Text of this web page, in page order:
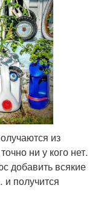
из
ни у кого нет.
добавить всякие
и получится